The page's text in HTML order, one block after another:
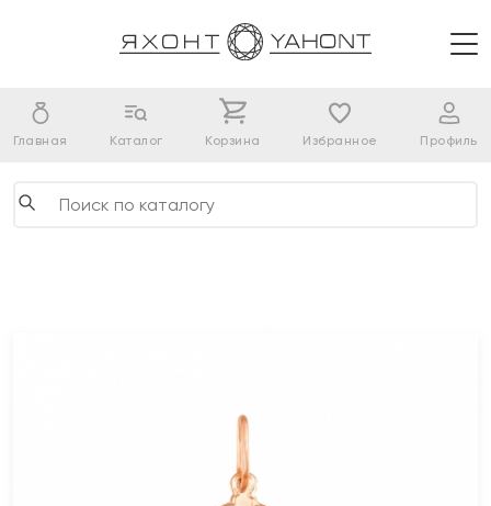
Главная Каталог Корзина Избранное Профиль